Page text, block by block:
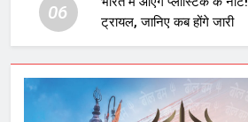
06
ट्रायल, जानिए कब होंगे जारी